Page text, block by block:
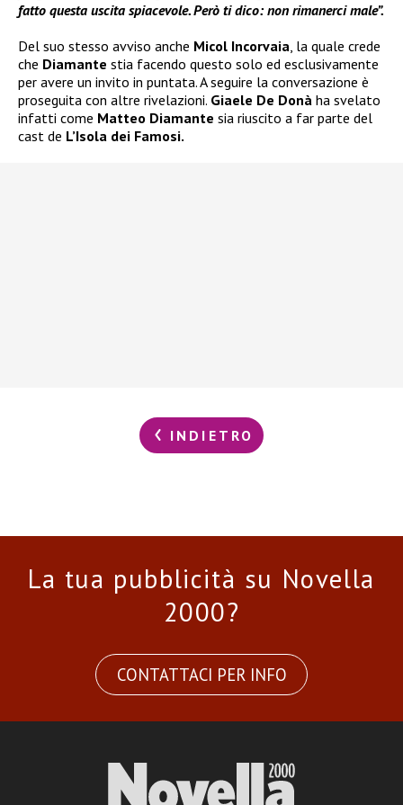
fatto questa uscita spiacevole. Però ti dico: non rimanerci male”.
Del suo stesso avviso anche Micol Incorvaia, la quale crede
che Diamante stia facendo questo solo ed esclusivamente
per avere un invito in puntata. A seguire la conversazione è
proseguita con altre rivelazioni. Giaele De Donà ha svelato
infatti come Matteo Diamante sia riuscito a far parte del
cast de L’Isola dei Famosi.
INDIETRO
La tua pubblicità su Novella
2000?
CONTATTACI PER INFO